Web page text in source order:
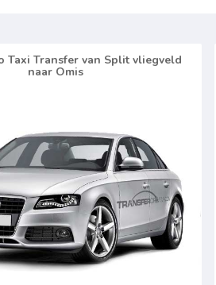
Taxi Transfer van Split vliegveld
naar Omis